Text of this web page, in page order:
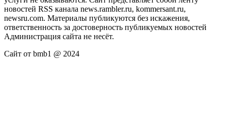
новостей RSS канала news.rambler.ru, kommersant.ru,
newsru.com. Материалы публикуются без искажения,
ответственность за достоверность публикуемых новостей
Администрация сайта не несёт.
Сайт от bmb1 @ 2024